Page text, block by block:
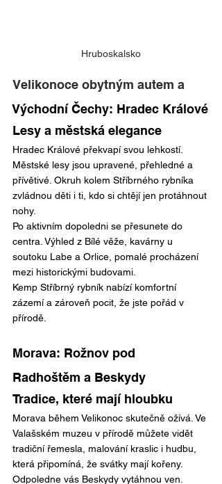
Hruboskalsko
Velikonoce obytným autem a
Východní Čechy: Hradec Králové
Lesy a městská elegance
Hradec Králové překvapí svou lehkostí.
Městské lesy jsou upravené, přehledné a
přívětivé. Okruh kolem Stříbrného rybníka
zvládnou děti i ti, kdo si chtějí jen protáhnout
nohy.
Po aktivním dopoledni se přesunete do
centra. Výhled z Bílé věže, kavárny u
soutoku Labe a Orlice, pomalé procházení
mezi historickými budovami.
Kemp Stříbrný rybník nabízí komfortní
zázemí a zároveň pocit, že jste pořád v
přírodě.
Morava: Rožnov pod
Radhoštěm a Beskydy
Tradice, které mají hloubku
Morava během Velikonoc skutečně ožívá. Ve
Valašském muzeu v přírodě můžete vidět
tradiční řemesla, malování kraslic i hudbu,
která připomíná, že svátky mají kořeny.
Odpoledne vás Beskydy vytáhnou ven.